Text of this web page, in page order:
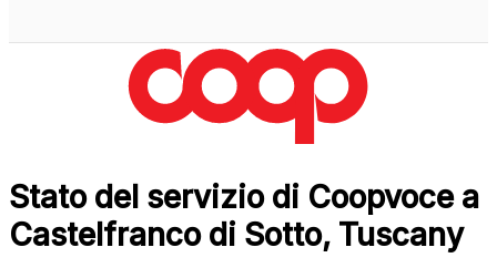
Stato del servizio di Coopvoce a
Castelfranco di Sotto, Tuscany